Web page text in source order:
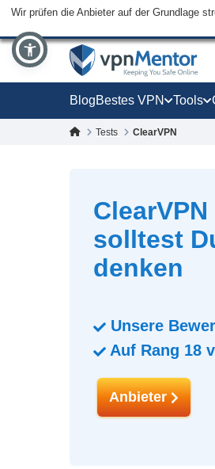
Wir prüfen die Anbieter auf der Grundlage
BlogBestes VPN Tools
Tests ClearVPN
solltest
denken
Unsere
Auf Rang 18
Anbieter